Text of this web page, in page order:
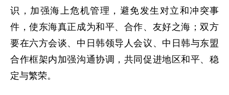
识，加强海上危机管理，避免发生对立和冲突事
件，使东海真正成为和平、合作、友好之海；双方
要在六方会谈、中日韩领导人会议、中日韩与东盟
合作框架内加强沟通协调，共同促进地区和平、稳
定与繁荣。